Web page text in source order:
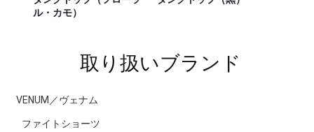
ル・カモ）
取り扱いブランド
VENUM／ヴェナム
ファイトショーツ